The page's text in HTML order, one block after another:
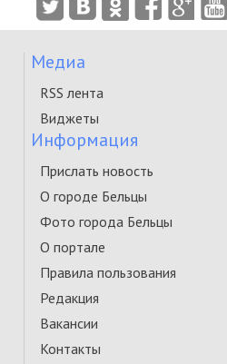
Медиа
RSS лента
Виджеты
Информация
Прислать новость
О городе Бельцы
Фото города Бельцы
О портале
Правила пользования
Редакция
Вакансии
Контакты